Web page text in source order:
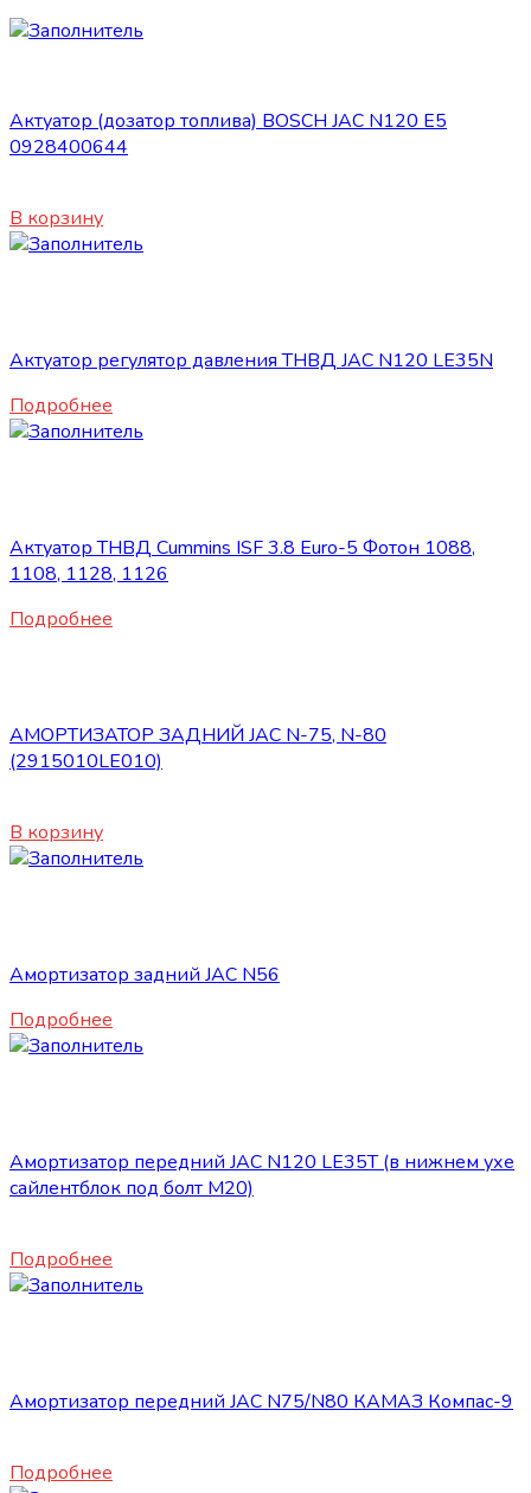
Актуатор (дозатор топлива) BOSCH JAC N120 E5
0928400644
В корзину
Актуатор регулятор давления ТНВД JAC N120 LE35N
Подробнее
Актуатор ТНВД Cummins ISF 3.8 Euro-5 Фотон 1088,
1108, 1128, 1126
Подробнее
АМОРТИЗАТОР ЗАДНИЙ JAC N-75, N-80
(2915010LE010)
В корзину
Амортизатор задний JAC N56
Подробнее
Амортизатор передний JAC N120 LE35T (в нижнем ухе
сайлентблок под болт М20)
Подробнее
Амортизатор передний JAC N75/N80 КАМАЗ Компас-9
Подробнее